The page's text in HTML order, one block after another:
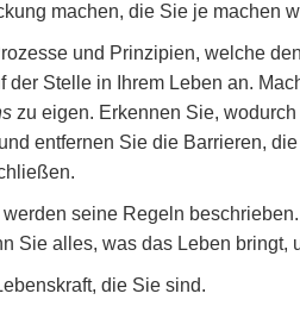
machen, die Sie je machen
und Prinzipien, welche
Stelle in Ihrem Leben an.
zu eigen. Erkennen Sie,
entfernen Sie die Barrieren,
seine Regeln
Sie alles, was das Leben bringt,
die Sie sind.